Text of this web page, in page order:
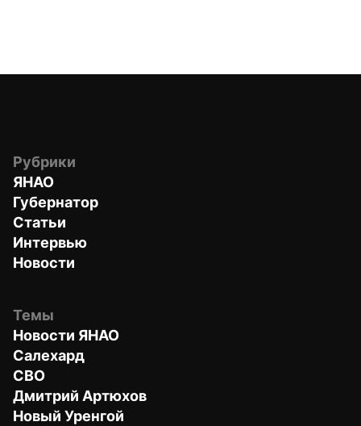
Рубрики
ЯНАО
Губернатор
Статьи
Интервью
Новости
Темы
Новости ЯНАО
Салехард
СВО
Дмитрий Артюхов
Новый Уренгой